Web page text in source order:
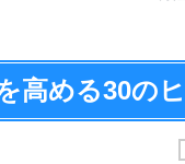
高める30の